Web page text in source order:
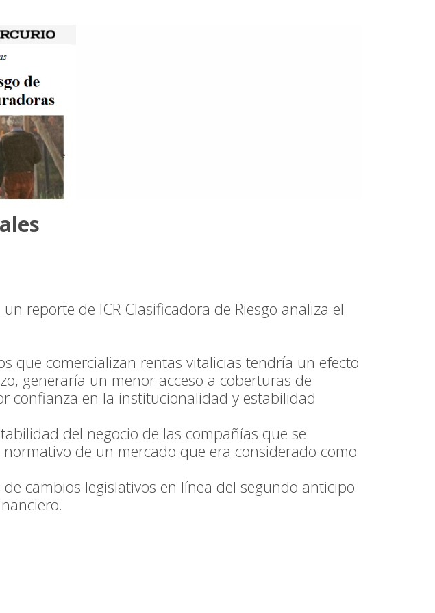
reporte de ICR Clasificadora de Riesgo analiza el
que comercializan rentas vitalicias tendría un efecto
generaría un menor acceso a coberturas de
confianza en la institucionalidad y estabilidad
del negocio de las compañías que se
de un mercado que era considerado como
cambios legislativos en línea del segundo anticipo